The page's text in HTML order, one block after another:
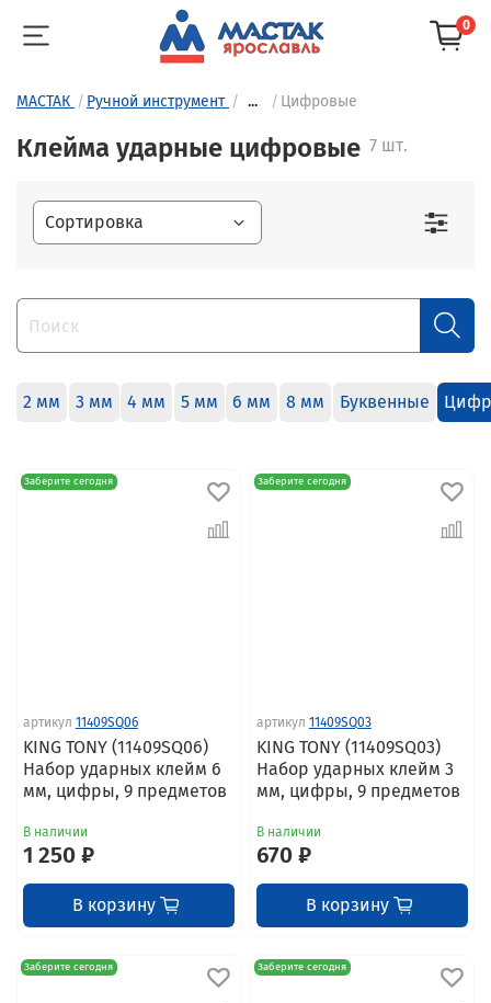
0
МАСТАК Ручной инструмент ... Цифровые
Клейма ударные цифровые 7 шт.
2 мм 3 мм 4 мм 5 мм 6 мм 8 мм Буквенные
Заберите сегодня
артикул 11409SQ06
KING TONY (11409SQ06)
Набор ударных клейм 6
мм, цифры, 9 предметов
В наличии
1 250 ₽
В корзину
Заберите сегодня
артикул 11409SQ03
KING TONY (11409SQ03)
Набор ударных клейм 3
мм, цифры, 9 предметов
В наличии
670 ₽
В корзину
Заберите сегодня Заберите сегодня